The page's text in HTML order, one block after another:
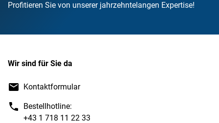
Profitieren Sie von unserer jahrzehntelangen Expertise!
Wir sind für Sie da
Kontaktformular
Bestellhotline:
+43 1 718 11 22 33